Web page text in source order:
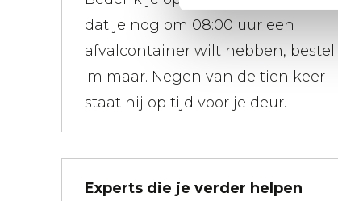
dat je nog om 08:00 uur een
afvalcontainer wilt hebben, bestel
'm maar. Negen van de tien keer
staat hij op tijd voor je deur.
Experts die je verder helpen